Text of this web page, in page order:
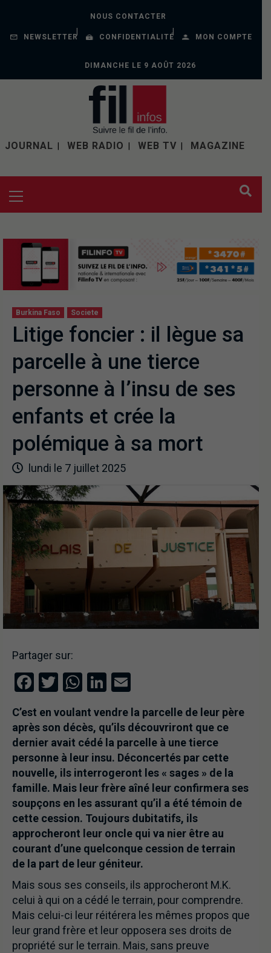
NOUS CONTACTER
NEWSLETTER CONFIDENTIALITÉ MON COMPTE
DIMANCHE LE 9 AOÛT 2026
JOURNAL WEB RADIO WEB TV MAGAZINE
Burkina Faso Societe
Litige foncier : il lègue sa
parcelle à une tierce
personne à l’insu de ses
enfants et crée la
polémique à sa mort
lundi le 7 juillet 2025
Partager sur:
Facebook
Twitter
WhatsApp
LinkedIn
C’est en voulant vendre la parcelle de leur père
après son décès, qu’ils découvriront que ce
dernier avait cédé la parcelle à une tierce
personne à leur insu. Déconcertés par cette
nouvelle, ils interrogeront les « sages » de la
famille. Mais leur frère aîné leur confirmera ses
soupçons en les assurant qu’il a été témoin de
cette cession. Toujours dubitatifs, ils
approcheront leur oncle qui va nier être au
courant d’une quelconque cession de terrain
de la part de leur géniteur.
Mais sous ses conseils, ils approcheront M.K.
celui à qui on a cédé le terrain, pour comprendre.
Mais celui-ci leur réitérera les mêmes propos que
leur grand frère et leur opposera ses droits de
propriété sur le terrain. Mais, sans preuve